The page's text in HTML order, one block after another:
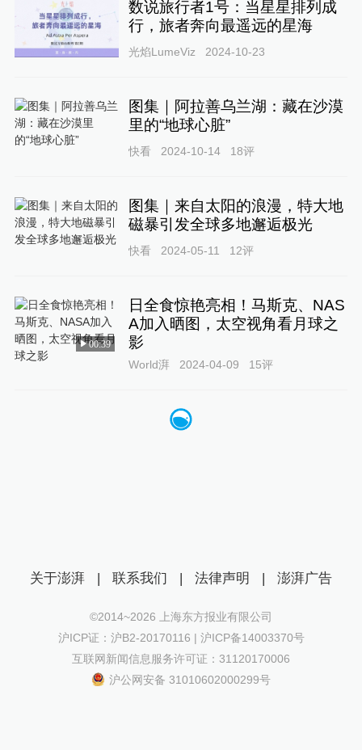
数说旅行者1号：当星星排列成
行，旅者奔向最遥远的星海
光焰LumeViz 2024-10-23
图集｜阿拉善乌兰湖：藏在沙漠
里的“地球心脏”
快看 2024-10-14 18评
图集｜来自太阳的浪漫，特大地
磁暴引发全球多地邂逅极光
快看 2024-05-11 12评
00:39
日全食惊艳亮相！马斯克、NAS
A加入晒图，太空视角看月球之
影
World湃 2024-04-09 15评
关于澎湃 | 联系我们 | 法律声明 | 澎湃广告
©2014~2026 上海东方报业有限公司
沪ICP证：沪B2-20170116 | 沪ICP备14003370号
互联网新闻信息服务许可证：31120170006
沪公网安备 31010602000299号